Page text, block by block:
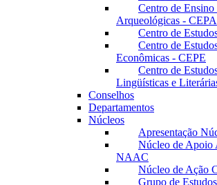
Centro de Ensino
Arqueológicas - CEPA
Centro de
Centro de
Econômicas - CEPE
Centro de
Lingüísticas e
Conselhos
Departamentos
Núcleos
Apresentação
Núcleo de Apoio
NAAC
Núcleo de Ação
Grupo de